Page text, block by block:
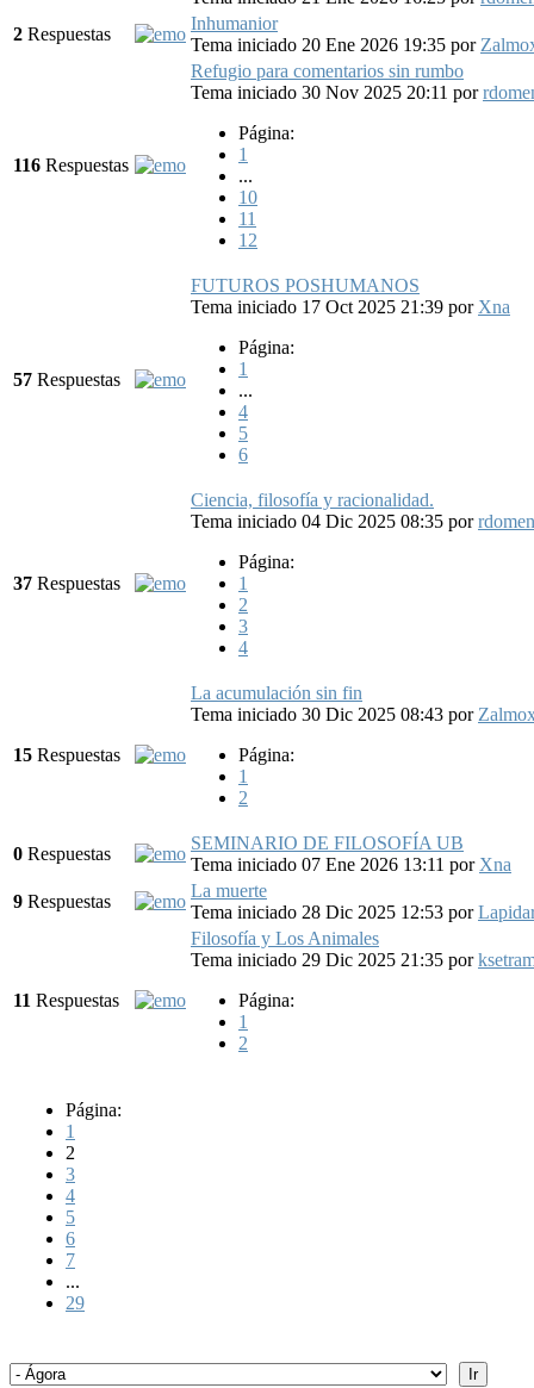
2 Respuestas
Inhumanior
Tema iniciado 20 Ene 2026 19:35 por
116 Respuestas
Refugio para comentarios sin rumbo
Tema iniciado 30 Nov 2025 20:11 por
Página:
1
...
10
11
12
57 Respuestas
FUTUROS POSHUMANOS
Tema iniciado 17 Oct 2025 21:39 por Xna
Página:
1
...
4
5
6
37 Respuestas
Ciencia, filosofía y racionalidad.
Tema iniciado 04 Dic 2025 08:35 por
Página:
1
2
3
4
15 Respuestas
La acumulación sin fin
Tema iniciado 30 Dic 2025 08:43 por
Página:
1
2
0 Respuestas
SEMINARIO DE FILOSOFÍA UB
Tema iniciado 07 Ene 2026 13:11 por Xna
9 Respuestas
La muerte
Tema iniciado 28 Dic 2025 12:53 por
11 Respuestas
Filosofía y Los Animales
Tema iniciado 29 Dic 2025 21:35 por
Página:
1
2
Página:
1
2
3
4
5
6
7
...
29